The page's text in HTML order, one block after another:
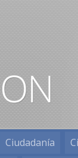
Ciudadanía